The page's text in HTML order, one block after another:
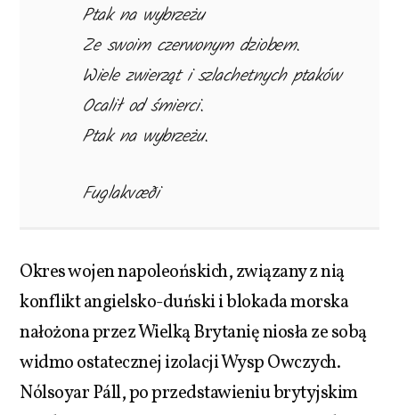
Ptak na wybrzeżu
Ze swoim czerwonym dziobem.
Wiele zwierząt i szlachetnych ptaków
Ocalił od śmierci.
Ptak na wybrzeżu.
Fuglakvæði
Okres wojen napoleońskich, związany z nią
konflikt angielsko-duński i blokada morska
nałożona przez Wielką Brytanię niosła ze sobą
widmo ostatecznej izolacji Wysp Owczych.
Nólsoyar Páll, po przedstawieniu brytyjskim